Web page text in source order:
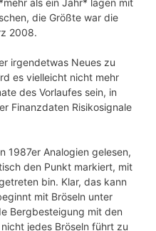
als ein Jahr* lagen mit
die Größte war die
2008.
irgendetwas Neues zu
es vielleicht nicht mehr
des Vorlaufes sein, in
Finanzdaten Risikosignale
1987er Analogien gelesen,
den Punkt markiert, mit
bin. Klar, das kann
mit Bröseln unter
Bergbesteigung mit den
jedes Bröseln führt zu